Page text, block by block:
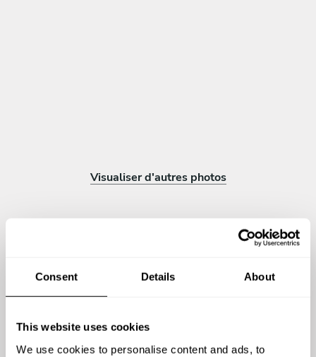
Consent Details About
This website uses cookies
We use cookies to personalise content and ads, to
Visualiser d'autres photos
Avis sur Loreena
4.56 •